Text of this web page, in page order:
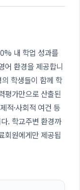
내 학업 성과를
어 환경을 제공합니
학생들이 함께 학
평가만으로 산출된
적·사회적 여건 등
. 학교주변 환경까
회원에게만 제공됩